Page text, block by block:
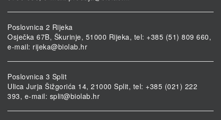
Poslovnica 2 Rijeka
Osječka 67B, Škurinje, 51000 Rijeka, tel: +385 (51) 809 660,
e-mail: rijeka@biolab.hr
Poslovnica 3 Split
Ulica Jurja Šižgorića 14, 21000 Split, tel: +385 (021) 222
393, e-mail: split@biolab.hr